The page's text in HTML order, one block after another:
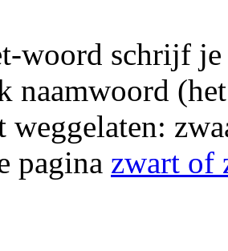
woord schrijf je
naamwoord
weggelaten:
pagina zwart of